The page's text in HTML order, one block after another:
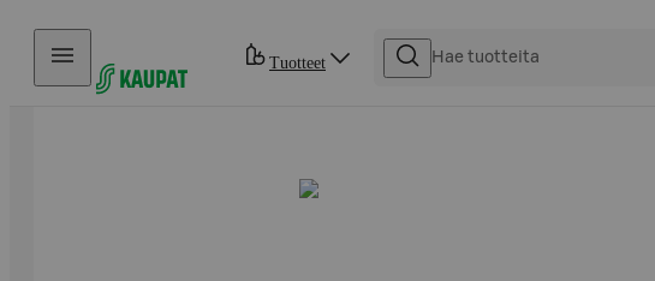
Hyppää sisältöön
Tuotteet